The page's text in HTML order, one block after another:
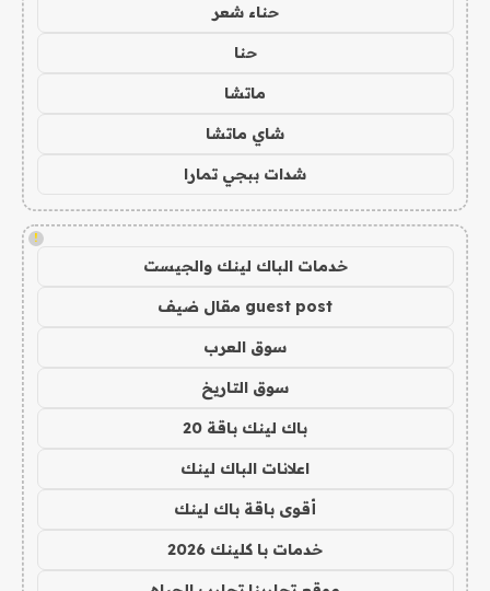
حناء شعر
حنا
ماتشا
شاي ماتشا
شدات ببجي تمارا
!
خدمات الباك لينك والجيست
guest post مقال ضيف
سوق العرب
سوق التاريخ
باك لينك باقة 20
اعلانات الباك لينك
أقوى باقة باك لينك
خدمات با كلينك 2026